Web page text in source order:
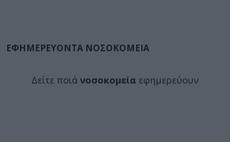
ΕΦΗΜΕΡΕΥΟΝΤΑ ΝΟΣΟΚΟΜΕΙΑ
Δείτε ποιά νοσοκομεία εφημερεύουν